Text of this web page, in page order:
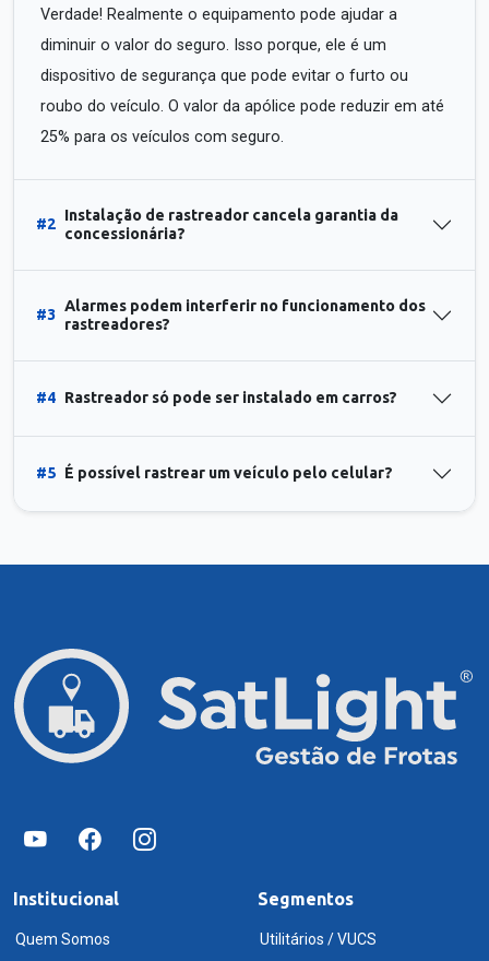
Verdade! Realmente o equipamento pode ajudar a
diminuir o valor do seguro. Isso porque, ele é um
dispositivo de segurança que pode evitar o furto ou
roubo do veículo. O valor da apólice pode reduzir em até
25% para os veículos com seguro.
#2
Instalação de rastreador cancela garantia da
concessionária?
#3
Alarmes podem interferir no funcionamento dos
rastreadores?
#4 Rastreador só pode ser instalado em carros?
#5 É possível rastrear um veículo pelo celular?
Institucional
Quem Somos
Segmentos
Utilitários / VUCS